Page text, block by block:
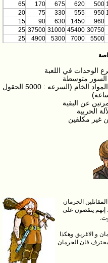
500
620
675
170
65
950
555
330
75
20
960
1450
630
90
15
30750
45400
31000
37500
25
5500
7000
5300
4900
25
الوحدات في اللعبة
السور متوسطة
يستطيع التجار حمل 175000 من المواد الخام (السرعه : 5000 الحقول
عن البقية
الحربية
غير مكلفين
الجرمان
ينقضون على
و الاغريق وهكذا
فان الجرمان